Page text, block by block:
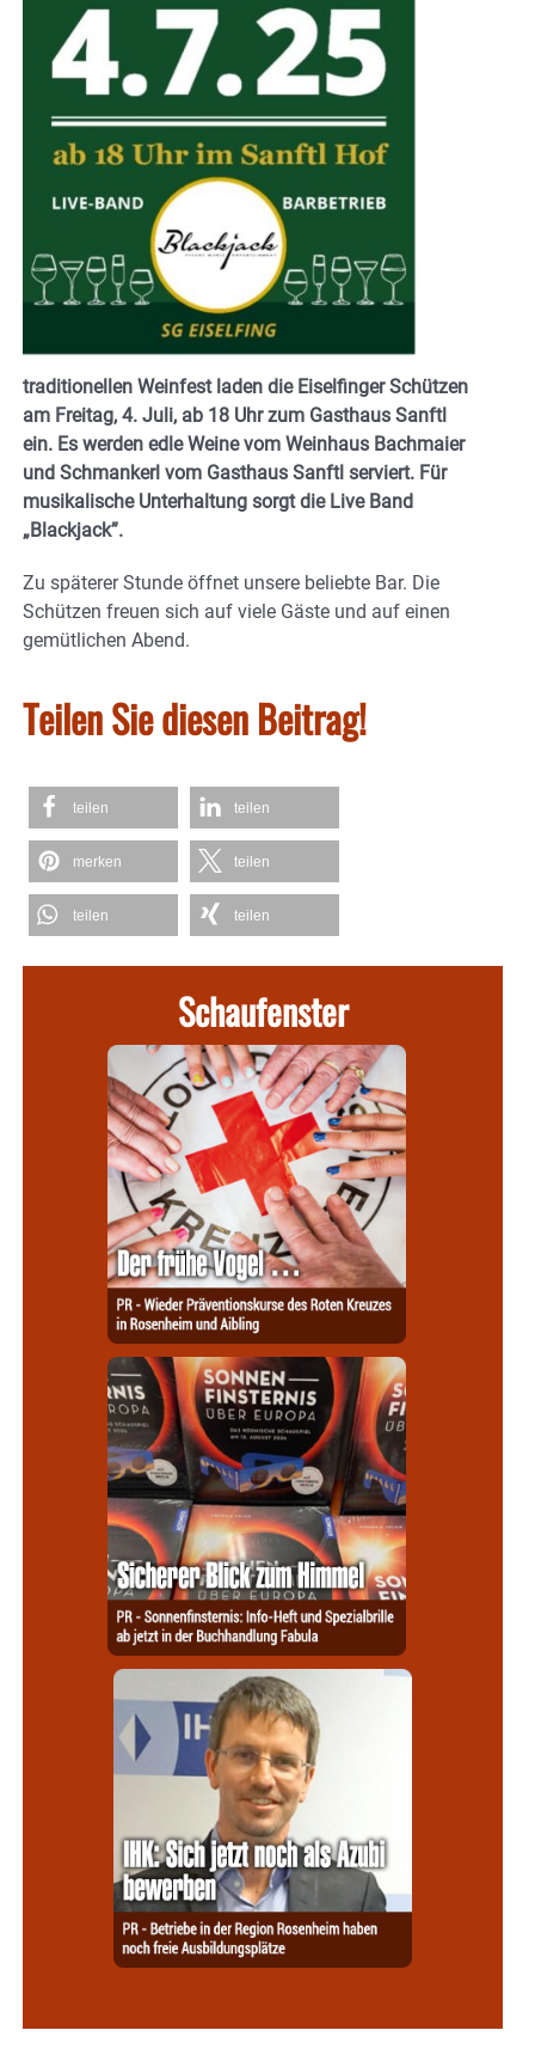
traditionellen Weinfest laden die Eiselfinger Schützen
am Freitag, 4. Juli, ab 18 Uhr zum Gasthaus Sanftl
ein. Es werden edle Weine vom Weinhaus Bachmaier
und Schmankerl vom Gasthaus Sanftl serviert. Für
musikalische Unterhaltung sorgt die Live Band
„Blackjack”.
Zu späterer Stunde öffnet unsere beliebte Bar. Die
Schützen freuen sich auf viele Gäste und auf einen
gemütlichen Abend.
Teilen Sie diesen Beitrag!
teilen teilen
merken teilen
teilen teilen
Schaufenster